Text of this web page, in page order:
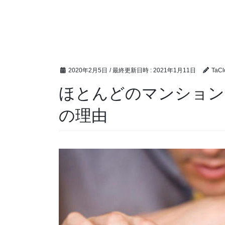
2020年2月5日 / 最終更新日時 : 2021年1月11日
ほとんどのマンショ
の理由